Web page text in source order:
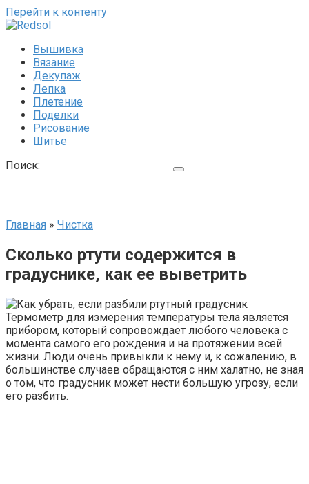
Перейти к контенту
Вышивка
Вязание
Декупаж
Лепка
Плетение
Поделки
Рисование
Шитье
Поиск:
Главная » Чистка
Сколько ртути содержится в
градуснике, как ее выветрить
Термометр для измерения температуры тела является
прибором, который сопровождает любого человека с
момента самого его рождения и на протяжении всей
жизни. Люди очень привыкли к нему и, к сожалению, в
большинстве случаев обращаются с ним халатно, не зная
о том, что градусник может нести большую угрозу, если
его разбить.